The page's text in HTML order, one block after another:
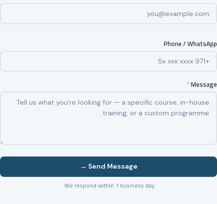
Phone / WhatsApp
Message
*
Send Message →
We respond within 1 business day.